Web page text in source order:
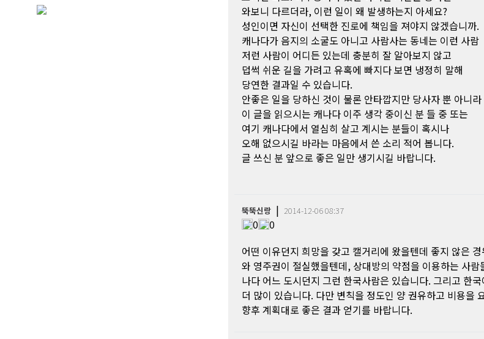
와보니 다르더라, 이런 일이 왜 발생하는지 아세요?
성인이면 자신이 선택한 진로에 책임을 져야지 않겠습니까.
캐나다가 음지의 소굴도 아니고 사람사는 동네는 이런 사람
저런 사람이 어디든 있는데 충분히 잘 알아보지 않고
덥썩 쉬운 길을 가려고 유혹에 빠지다 보면 냉정히 말해
당연한 결과일 수 있습니다.
안좋은 일을 당하신 것이 물론 안타깝지만 당사자 뿐 아니라
이 글을 읽으시는 캐나다 이주 생각 중이신 분 들 중 또는
여기 캐나다에서 열심히 살고 계시는 분들이 혹시나
오해 없으시길 바라는 마음에서 쓴 소리 적어 봅니다.
글 쓰신 분 앞으로 좋은 일만 생기시길 바랍니다.
뚝뚝신랑| 2014-12-06 08:37
0
0
어떤 이유던지 희망을 갖고 캘거리에 왔을텐데 좋지 않은
와 영주권이 절실했을텐데, 상대방의 약점을 이용하는 사람
나다 어느 도시던지 그런 한국사람은 있습니다. 그리고 한
더 많이 있습니다. 다만 변칙을 정도인 양 권유하고 비용을
향후 계획대로 좋은 결과 얻기를 바랍니다.